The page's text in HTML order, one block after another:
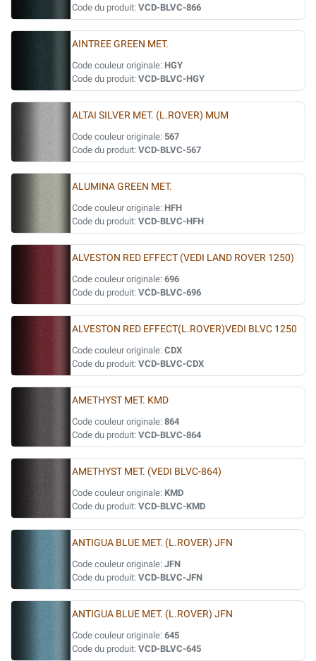
Code du produit: VCD-BLVC-866
AINTREE GREEN MET.
Code couleur originale: HGY
Code du produit: VCD-BLVC-HGY
ALTAI SILVER MET. (L.ROVER) MUM
Code couleur originale: 567
Code du produit: VCD-BLVC-567
ALUMINA GREEN MET.
Code couleur originale: HFH
Code du produit: VCD-BLVC-HFH
ALVESTON RED EFFECT (VEDI LAND ROVER 1250)
Code couleur originale: 696
Code du produit: VCD-BLVC-696
ALVESTON RED EFFECT(L.ROVER)VEDI BLVC 1250
Code couleur originale: CDX
Code du produit: VCD-BLVC-CDX
AMETHYST MET. KMD
Code couleur originale: 864
Code du produit: VCD-BLVC-864
AMETHYST MET. (VEDI BLVC-864)
Code couleur originale: KMD
Code du produit: VCD-BLVC-KMD
ANTIGUA BLUE MET. (L.ROVER) JFN
Code couleur originale: JFN
Code du produit: VCD-BLVC-JFN
ANTIGUA BLUE MET. (L.ROVER) JFN
Code couleur originale: 645
Code du produit: VCD-BLVC-645